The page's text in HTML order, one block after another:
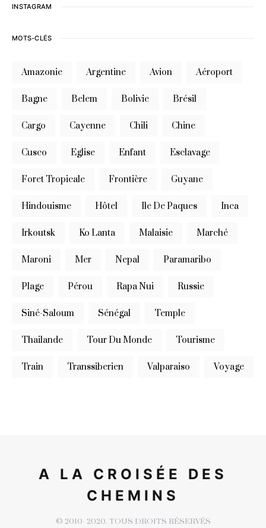
INSTAGRAM
MOTS-CLÉS
Amazonie Argentine Avion Aéroport
Bagne Belem Bolivie Brésil
Cargo Cayenne Chili Chine
Cusco Eglise Enfant Esclavage
Foret Tropicale Frontière Guyane
Hindouisme Hôtel Ile De Paques Inca
Irkoutsk Ko Lanta Malaisie Marché
Maroni Mer Nepal Paramaribo
Plage Pérou Rapa Nui Russie
Siné-Saloum Sénégal Temple
Thailande Tour Du Monde Tourisme
Train Transsiberien Valparaiso Voyage
A LA CROISÉE DES
CHEMINS
© 2010- 2020. TOUS DROITS RÉSERVÉS